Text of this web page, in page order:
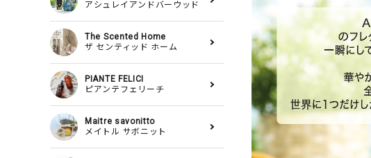
アシュレイアンドバーウッド
The Scented Home
ザ センティッド ホーム
PIANTE FELICI
ピアンテフェリーチ
Maitre savonitto
メイトル サボニット